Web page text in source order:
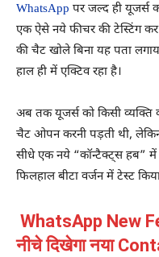
WhatsApp पर जल्द ही यूजर्स
एक ऐसे नये फीचर की टेस्टिंग
की चैट खोले बिना यह पता
हाल ही में एक्टिव रहा है।
अब तक यूजर्स को किसी
चैट ओपन करनी पड़ती थी,
सीधे एक नये “कॉन्टैक्ट्स हब” में
फिलहाल बीटा वर्जन में टेस्ट
WhatsApp New
नीचे दिखेगा नया